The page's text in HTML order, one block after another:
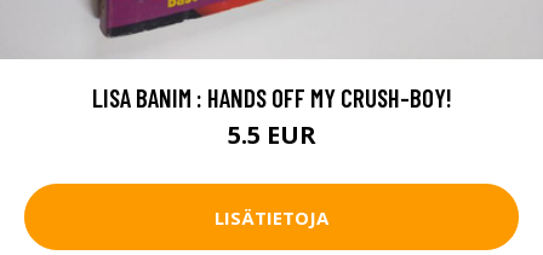
LISA BANIM : HANDS OFF MY CRUSH-BOY!
5.5 EUR
LISÄTIETOJA